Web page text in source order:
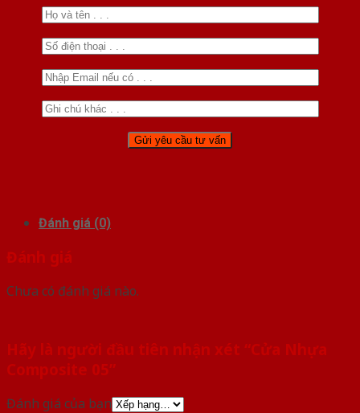
Đánh giá (0)
Đánh giá
Chưa có đánh giá nào.
Hãy là người đầu tiên nhận xét “Cửa Nhựa
Composite 05”
Đánh giá của bạn